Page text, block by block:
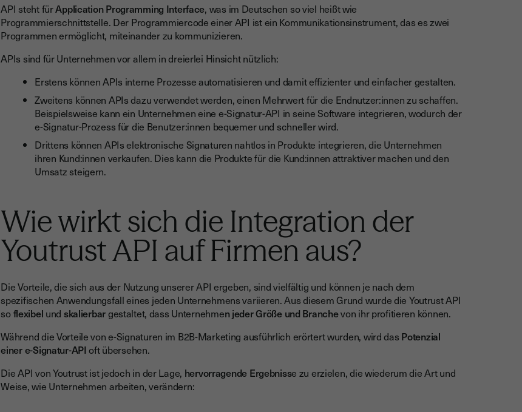
API steht fürApplication Programming Interface, was im Deutschen so viel heißt wie
Programmierschnittstelle. Der Programmiercode einer API ist ein Kommunikationsinstrument, das es zwei
Programmen ermöglicht, miteinander zu kommunizieren.
APIs sind für Unternehmen vor allem in dreierlei Hinsicht nützlich:
Erstens können APIs interne Prozesse automatisieren und damit effizienter und einfacher gestalten.
Zweitens können APIs dazu verwendet werden, einen Mehrwert für die Endnutzer:innen zu schaffen.
Beispielsweise kann ein Unternehmen eine e-Signatur-API in seine Software integrieren, wodurch der
e-Signatur-Prozess für die Benutzer:innen bequemer und schneller wird.
Drittens können APIs elektronische Signaturen nahtlos in Produkte integrieren, die Unternehmen
ihren Kund:innen verkaufen. Dies kann die Produkte für die Kund:innen attraktiver machen und den
Umsatz steigern.
Wie wirkt sich die Integration der
Youtrust API auf Firmen aus?
Die Vorteile, die sich aus der Nutzung unserer API ergeben, sind vielfältig und können je nach dem
spezifischen Anwendungsfall eines jeden Unternehmens variieren. Aus diesem Grund wurde die Youtrust API
soflexibel und skalierbargestaltet, dass Unternehmen jeder Größe und Branchevon ihr profitieren können.
Während die Vorteile von e-Signaturen im B2B-Marketing ausführlich erörtert wurden, wird das Potenzial
einer e-Signatur-APIoft übersehen.
Die API von Youtrust ist jedoch in der Lage, hervorragende Ergebnisse zu erzielen, die wiederum die Art und
Weise, wie Unternehmen arbeiten, verändern: